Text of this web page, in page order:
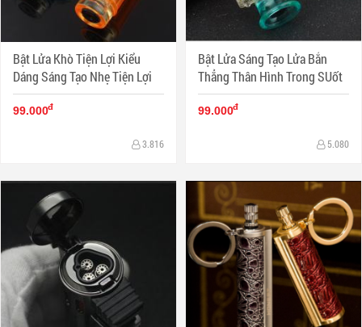
Bật Lửa Khò Tiện Lợi Kiểu
Dáng Sáng Tạo Nhẹ Tiện Lợi
99.000đ
3.816
Bật Lửa Sáng Tạo Lửa Bắn
Thẳng Thân Hình Trong SUốt
99.000đ
5.080